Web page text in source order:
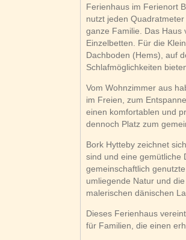
Ferienhaus im Ferienort
nutzt jeden
ganze Familie. Das Haus
Einzelbetten. Für die
Dachboden (Hems), auf
Schlafmöglichkeiten
Vom Wohnzimmer aus
im Freien, zum
einen komfortablen und
dennoch Platz zum
Bork Hytteby zeichnet
sind und eine gemütliche
gemeinschaftlich
umliegende Natur und
malerischen dänischen
Dieses Ferienhaus
für Familien, die einen